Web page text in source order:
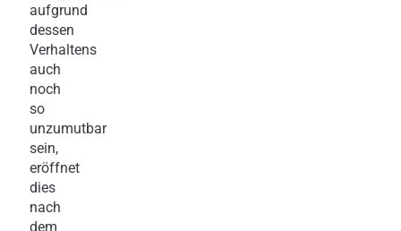
aufgrund
dessen
Verhaltens
auch
noch
so
unzumutbar
sein,
eröffnet
dies
nach
dem